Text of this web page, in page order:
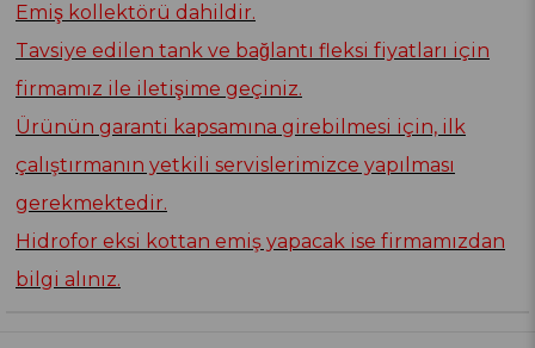
Emiş kollektörü dahildir.
Tavsiye edilen tank ve bağlantı fleksi fiyatları için
firmamız ile iletişime geçiniz.
Ürünün garanti kapsamına girebilmesi için, ilk
çalıştırmanın yetkili servislerimizce yapılması
gerekmektedir.
Hidrofor eksi kottan emiş yapacak ise firmamızdan
bilgi alınız.